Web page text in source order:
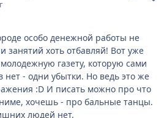
особо денежной работы не
занятий хоть отбавляй! Вот уже
газету, которую сами
нет - одни убытки. Но ведь это же
:D И писать можно про что
хочешь - про бальные танцы.
людей нет.